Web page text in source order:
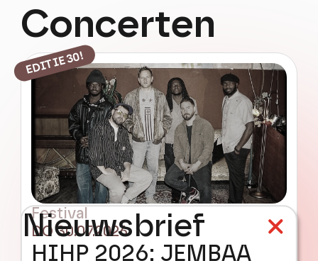
Concerten
EDITIE 30!
Festival
DO 30.07.2026
HIHP 2026: JEMBAA
Nieuwsbrief